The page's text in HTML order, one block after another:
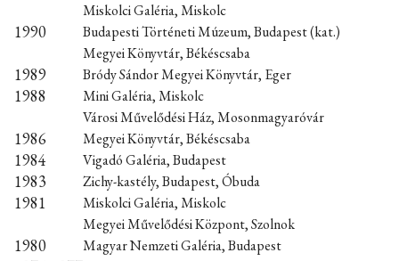
Miskolci Galéria, Miskolc
1990
Budapesti Történeti Múzeum, Budapest (kat.)
Megyei Könyvtár, Békéscsaba
1989 Bródy Sándor Megyei Könyvtár, Eger
1988
Mini Galéria, Miskolc
Városi Művelődési Ház, Mosonmagyaróvár
1986 Megyei Könyvtár, Békéscsaba
1984 Vigadó Galéria, Budapest
1983 Zichy-kastély, Budapest, Óbuda
1981
Miskolci Galéria, Miskolc
Megyei Művelődési Központ, Szolnok
1980 Magyar Nemzeti Galéria, Budapest